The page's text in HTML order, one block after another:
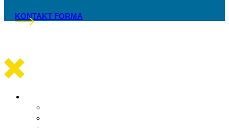
KONTAKT FORMA